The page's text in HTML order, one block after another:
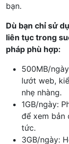
bạn.
Dù bạn chỉ sử
liên tục trong
pháp phù hợp:
500MB/
lướt web,
nhẹ nhàng.
1GB/ngày:
để xem bản
tức.
3GB/ngày: